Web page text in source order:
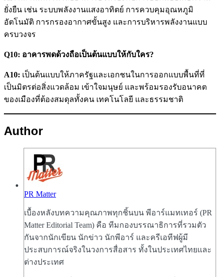
ยั่งยืน เช่น ระบบพลังงานแสงอาทิตย์ การควบคุมอุณหภูมิ
อัตโนมัติ การกรองอากาศขั้นสูง และการบริหารพลังงานแบบ
ครบวงจร
Q10: อาคารพดด้วงถือเป็นต้นแบบให้กับใคร?
A10: เป็นต้นแบบให้ภาครัฐและเอกชนในการออกแบบพื้นที่ที่
เป็นมิตรต่อสิ่งแวดล้อม เข้าใจมนุษย์ และพร้อมรองรับอนาคต
ของเมืองที่ต้องสมดุลทั้งคน เทคโนโลยี และธรรมชาติ
Author
PR Matter
เบื้องหลังบทความคุณภาพทุกชิ้นบน พีอาร์แมทเทอร์ (PR
Matter Editorial Team) คือ ทีมกองบรรณาธิการที่รวมตัว
กันจากนักเขียน นักข่าว นักพีอาร์ และครีเอทีฟผู้มี
ประสบการณ์จริงในวงการสื่อสาร ทั้งในประเทศไทยและ
ต่างประเทศ